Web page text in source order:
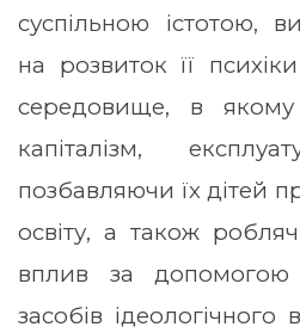
суспільною істотою,
на розвиток її
середовище, в
капіталізм,
позбавляючи їх дітей
освіту, а також
вплив за допомогою
засобів ідеологічного